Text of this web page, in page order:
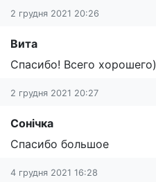
2 грудня 2021 20:26
Вита
Спасибо! Всего хорошего)
2 грудня 2021 20:27
Сонічка
Спасибо большое
4 грудня 2021 16:28